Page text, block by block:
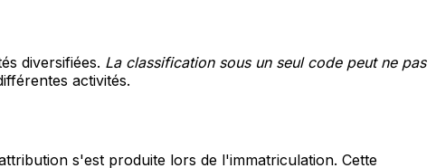
diversifiées. La classification sous un seul code peut ne pas
activités.
s'est produite lors de l'immatriculation. Cette